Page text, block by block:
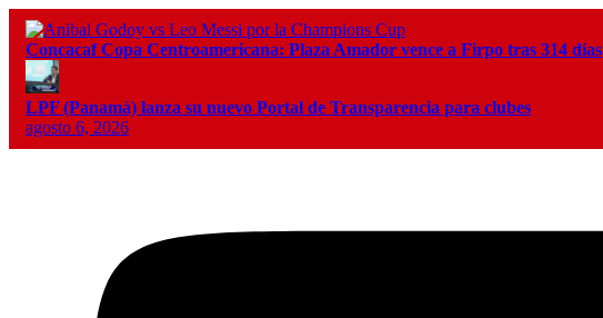
Concacaf Copa Centroamericana: Plaza Amador vence a Firpo tras 314 días
LPF (Panamá) lanza su nuevo Portal de Transparencia para clubes
agosto 6, 2026